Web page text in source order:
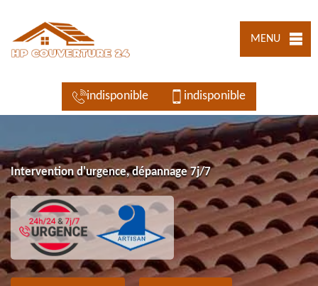
MENU
indisponible indisponible
Intervention d'urgence, dépannage 7j/7